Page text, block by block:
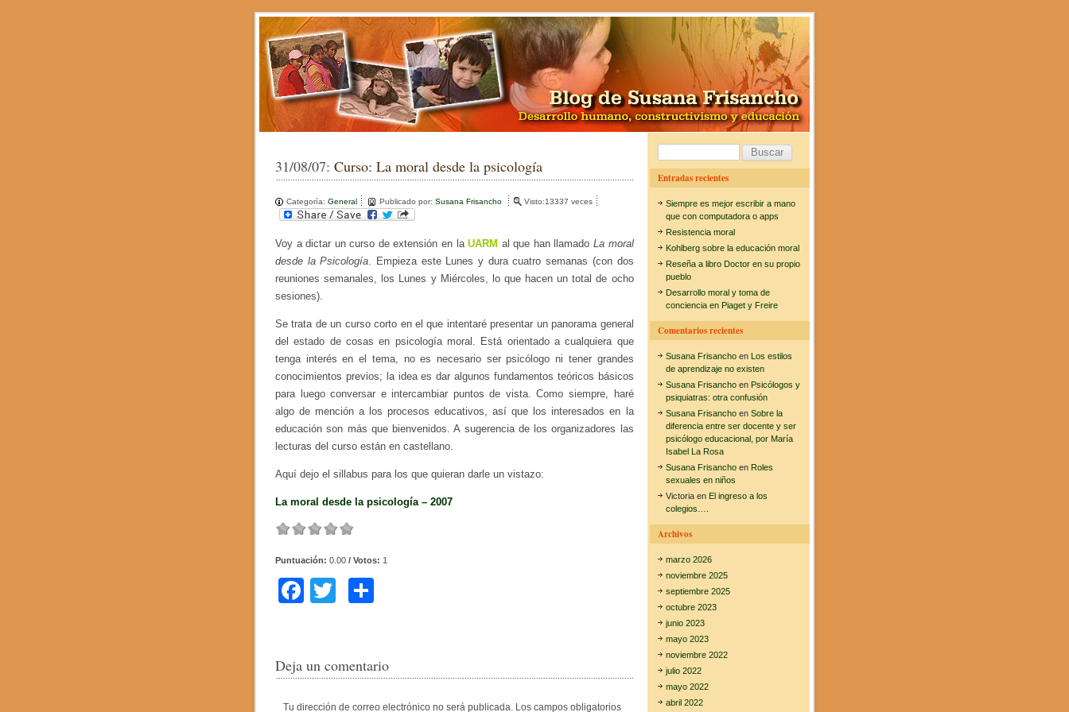
31/08/07: Curso: La moral desde la psicología
Categoría: General Publicado por: Susana Frisancho Visto:13337 veces
Voy a dictar un curso de extensión en laUARM al que han llamado La moral
desde la Psicología. Empieza este Lunes y dura cuatro semanas (con dos
reuniones semanales, los Lunes y Miércoles, lo que hacen un total de ocho
sesiones).
Se trata de un curso corto en el que intentaré presentar un panorama general
del estado de cosas en psicología moral. Está orientado a cualquiera que
tenga interés en el tema, no es necesario ser psicólogo ni tener grandes
conocimientos previos; la idea es dar algunos fundamentos teóricos básicos
para luego conversar e intercambiar puntos de vista. Como siempre, haré
algo de mención a los procesos educativos, así que los interesados en la
educación son más que bienvenidos. A sugerencia de los organizadores las
lecturas del curso están en castellano.
Aquí dejo el sillabus para los que quieran darle un vistazo:
La moral desde la psicología – 2007
Puntuación: 0.00 / Votos: 1
F
e
er p
Deja un comentario
Tu dirección de correo electrónico no será publicada. Los campos obligatorios
u
a
Entradas recientes
Siempre es mejor escribir a mano
que con computadora o apps
Resistencia moral
Kohlberg sobre la educación moral
Reseña a libro Doctor en su propio
pueblo
Desarrollo moral y toma de
conciencia en Piaget y Freire
Comentarios recientes
Susana Frisanchoen Los estilos
de aprendizaje no existen
Susana Frisanchoen Psicólogos y
psiquiatras: otra confusión
Susana Frisanchoen Sobre la
diferencia entre ser docente y ser
psicólogo educacional, por María
Isabel La Rosa
Susana Frisanchoen Roles
sexuales en niños
Victoriaen El ingreso a los
colegios….
Archivos
marzo 2026
noviembre 2025
septiembre 2025
octubre 2023
junio 2023
mayo 2023
noviembre 2022
julio 2022
mayo 2022
abril 2022